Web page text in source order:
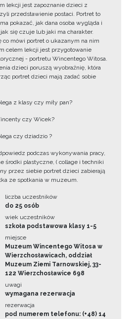
lekcji jest zapoznanie dzieci z
przedstawienie postaci. Portret to
pokazać, jak dana osoba wygląda i
się czuje lub jaki ma charakter.
co mówi portret o ukazanym na nim
celem lekcji jest przygotowanie
- portretu Wincentego Witosa.
dzieci poruszą wyobraźnię, która
portret dzieci mają zadać sobie
z klasy czy miły pan?
czy Wicek?
czy dziadzio ?
podczas wykonywania pracy,
środki plastyczne, ( collage i techniki
przez siebie portret dzieci zabierają
ze spotkania w muzeum.
liczba uczestników
do 25 osób
wiek uczestników
szkoła podstawowa klasy 1-5
miejsce
Muzeum Wincentego Witosa w
Wierzchosławicach, oddział
Muzeum Ziemi Tarnowskiej, 33-
122 Wierzchosławice 698
uwagi
wymagana rezerwacja
rezerwacja
pod numerem telefonu: (+48) 14